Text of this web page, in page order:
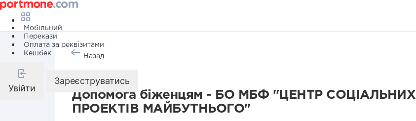
Мобільний
Перекази
Оплата за реквізитами
Кешбек
Увійти
Зареєструватись
Назад
Допомога біженцям - БО МБФ "ЦЕНТР СОЦІАЛЬНИХ
ПРОЕКТІВ МАЙБУТНЬОГО"